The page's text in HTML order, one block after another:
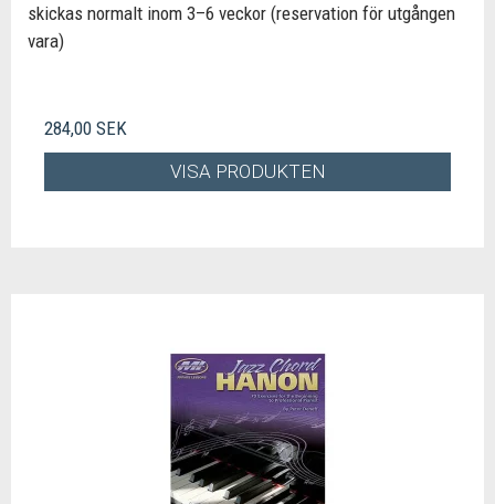
skickas normalt inom 3–6 veckor (reservation för utgången
vara)
284,00 SEK
VISA PRODUKTEN